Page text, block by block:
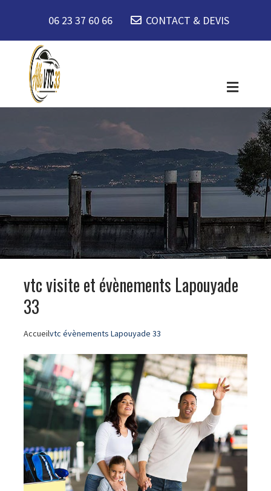
06 23 37 60 66 CONTACT & DEVIS
vtc visite et évènements Lapouyade
33
Accueilvtc évènements Lapouyade 33